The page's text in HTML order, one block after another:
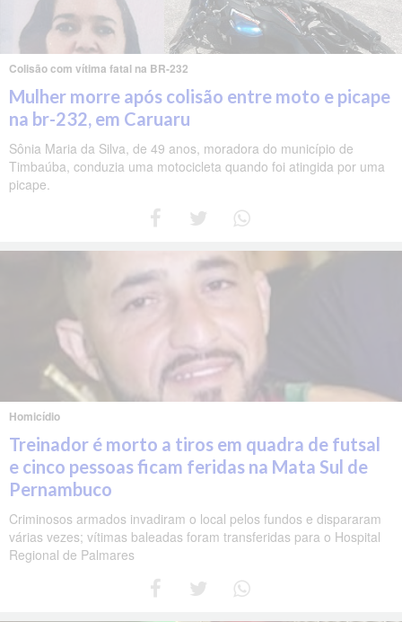
Colisão com vítima fatal na BR-232
Mulher morre após colisão entre moto e picape
na br-232, em Caruaru
Sônia Maria da Silva, de 49 anos, moradora do município de
Timbaúba, conduzia uma motocicleta quando foi atingida por uma
picape.
Homicídio
Treinador é morto a tiros em quadra de futsal
e cinco pessoas ficam feridas na Mata Sul de
Pernambuco
Criminosos armados invadiram o local pelos fundos e dispararam
várias vezes; vítimas baleadas foram transferidas para o Hospital
Regional de Palmares